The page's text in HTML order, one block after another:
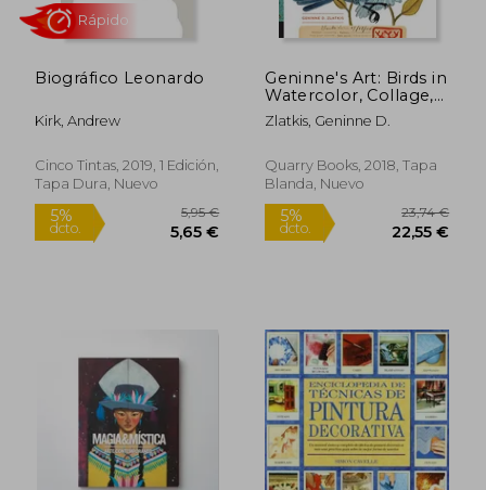
5% 5%
Biográfico Leonardo
Kirk, Andrew
Cinco Tintas, 2019, 1 Edición,
Tapa Dura, Nuevo
Geninne's Art: Birds in
Watercolor, Collage,
and Ink: A Field Guide
to art Techniques and
(Gennies Art) (en
Inglés)
Zlatkis, Geninne D.
Quarry Books, 2018, Tapa
Blanda, Nuevo